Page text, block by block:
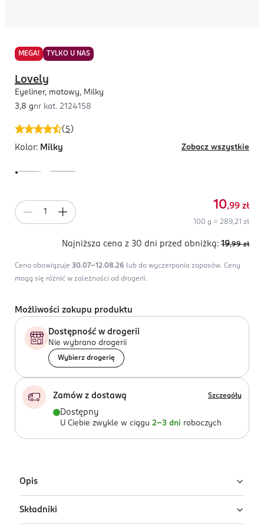
MEGA! TYLKO U NAS
( 5 )
Lovely
Eyeliner, matowy, Milky
3,8 gnr kat. 2124158
Kolor: Milky Zobacz wszystkie
10,99 zł
100 g = 289,21 zł
Najniższa cena z 30 dni przed obniżką: 19,99 zł
Cena obowiązuje 30.07-12.08.26 lub do wyczerpania zapasów. Ceny
mogą się różnić w zależności od drogerii.
Możliwości zakupu produktu
Dostępność w drogerii
Nie wybrano drogerii
Wybierz drogerię
Zamów z dostawą Szczegóły
Dostępny
U Ciebie zwykle w ciągu 2-3 dni roboczych
Opis
Matowy eyeliner Lovely Milky Eyeliner
Składniki